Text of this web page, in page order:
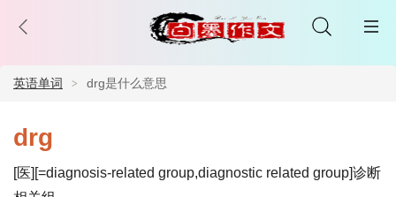
英语单词 drg是什么意思
drg
[医][=diagnosis-related group,diagnostic related group]诊断